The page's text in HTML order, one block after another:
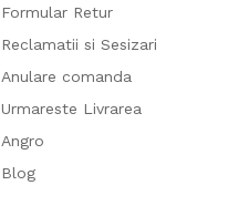
Formular Retur
Reclamatii si Sesizari
Anulare comanda
Urmareste Livrarea
Angro
Blog